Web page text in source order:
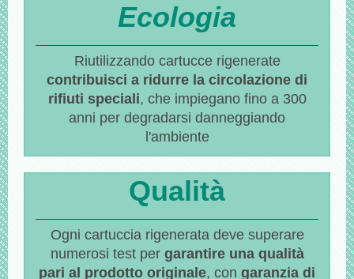
Ecologia
Riutilizzando cartucce rigenerate
contribuisci a ridurre la circolazione di
rifiuti speciali, che impiegano fino a 300
anni per degradarsi danneggiando
l'ambiente
Qualità
Ogni cartuccia rigenerata deve superare
numerosi test per garantire una qualità
pari al prodotto originale, con garanzia di